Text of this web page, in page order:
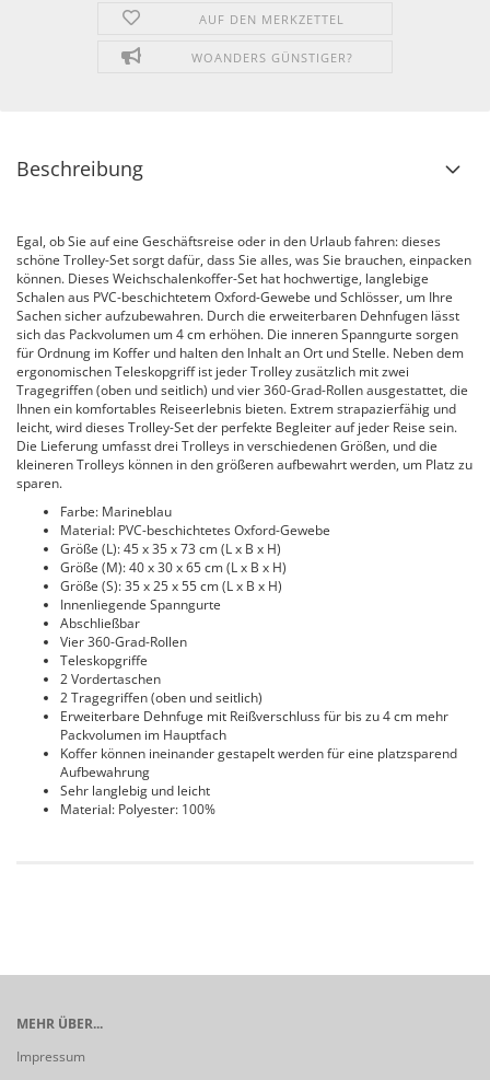
AUF DEN MERKZETTEL
WOANDERS GÜNSTIGER?
Beschreibung
Egal, ob Sie auf eine Geschäftsreise oder in den Urlaub fahren: dieses
schöne Trolley-Set sorgt dafür, dass Sie alles, was Sie brauchen, einpacken
können. Dieses Weichschalenkoffer-Set hat hochwertige, langlebige
Schalen aus PVC-beschichtetem Oxford-Gewebe und Schlösser, um Ihre
Sachen sicher aufzubewahren. Durch die erweiterbaren Dehnfugen lässt
sich das Packvolumen um 4 cm erhöhen. Die inneren Spanngurte sorgen
für Ordnung im Koffer und halten den Inhalt an Ort und Stelle. Neben dem
ergonomischen Teleskopgriff ist jeder Trolley zusätzlich mit zwei
Tragegriffen (oben und seitlich) und vier 360-Grad-Rollen ausgestattet, die
Ihnen ein komfortables Reiseerlebnis bieten. Extrem strapazierfähig und
leicht, wird dieses Trolley-Set der perfekte Begleiter auf jeder Reise sein.
Die Lieferung umfasst drei Trolleys in verschiedenen Größen, und die
kleineren Trolleys können in den größeren aufbewahrt werden, um Platz zu
sparen.
Farbe: Marineblau
Material: PVC-beschichtetes Oxford-Gewebe
Größe (L): 45 x 35 x 73 cm (L x B x H)
Größe (M): 40 x 30 x 65 cm (L x B x H)
Größe (S): 35 x 25 x 55 cm (L x B x H)
Innenliegende Spanngurte
Abschließbar
Vier 360-Grad-Rollen
Teleskopgriffe
2 Vordertaschen
2 Tragegriffen (oben und seitlich)
Erweiterbare Dehnfuge mit Reißverschluss für bis zu 4 cm mehr
Packvolumen im Hauptfach
Koffer können ineinander gestapelt werden für eine platzsparend
Aufbewahrung
Sehr langlebig und leicht
Material: Polyester: 100%
MEHR ÜBER...
Impressum